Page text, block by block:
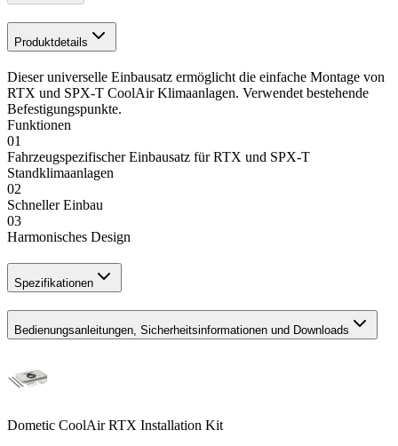
Produktdetails
Dieser universelle Einbausatz ermöglicht die einfache Montage von
RTX und SPX-T CoolAir Klimaanlagen. Verwendet bestehende
Befestigungspunkte.
Funktionen
01
Fahrzeugspezifischer Einbausatz für RTX und SPX-T
Standklimaanlagen
02
Schneller Einbau
03
Harmonisches Design
Spezifikationen
Bedienungsanleitungen, Sicherheitsinformationen und Downloads
Dometic CoolAir RTX Installation Kit